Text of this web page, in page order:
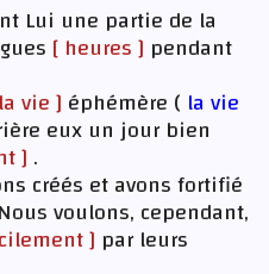
Lui une partie de la
[ heures ] pendant
vie ] éphémère ( la vie
eux un jour bien
] .
créés et avons fortifié
voulons, cependant,
] par leurs